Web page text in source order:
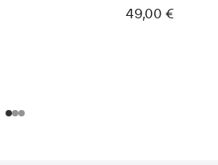
49,00 €